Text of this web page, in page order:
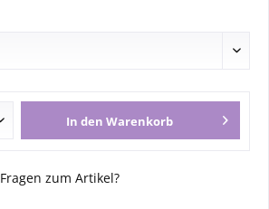
In den Warenkorb
Fragen zum Artikel?